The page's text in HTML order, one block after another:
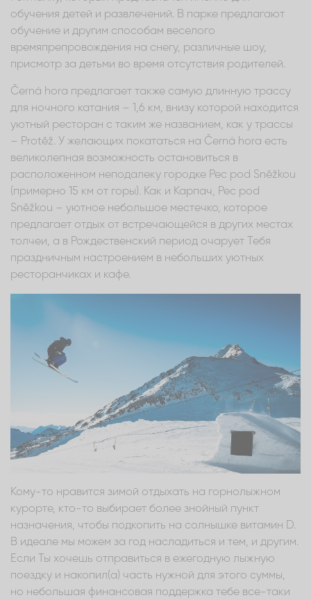
обучения детей и развлечений. В парке предлагают
обучение и другим способам веселого
времяпрепровождения на снегу, различные шоу,
присмотр за детьми во время отсутствия родителей.
Černá hora предлагает также самую длинную трассу
для ночного катания – 1,6 км, внизу которой находится
уютный ресторан с таким же названием, как у трассы
– Protěž. У желающих покататься на Černá hora есть
великолепная возможность остановиться в
расположенном неподалеку городке Pec pod Sněžkou
(примерно 15 км от горы). Как и Карпач, Pec pod
Sněžkou – уютное небольшое местечко, которое
предлагает отдых от встречающейся в других местах
толчеи, а в Рождественский период очарует Тебя
праздничным настроением в небольших уютных
ресторанчиках и кафе.
Кому-то нравится зимой отдыхать на горнолыжном
курорте, кто-то выбирает более знойный пункт
назначения, чтобы подкопить на солнышке витамин D.
В идеале мы можем за год насладиться и тем, и другим.
Если Ты хочешь отправиться в ежегодную лыжную
поездку и накопил(а) часть нужной для этого суммы,
но небольшая финансовая поддержка тебе все-таки